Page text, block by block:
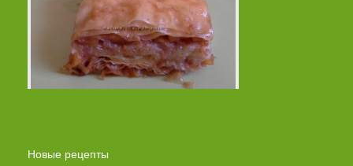
Новые рецепты